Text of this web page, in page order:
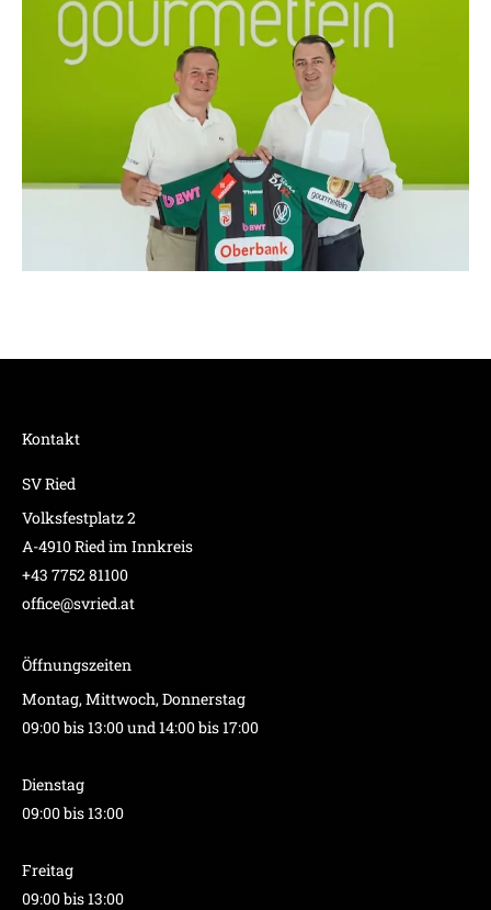
Kontakt
SV Ried
Volksfestplatz 2
A-4910 Ried im Innkreis
+43 7752 81100
office@svried.at
Öffnungszeiten
Montag, Mittwoch, Donnerstag
09:00 bis 13:00 und 14:00 bis 17:00
Dienstag
09:00 bis 13:00
Freitag
09:00 bis 13:00